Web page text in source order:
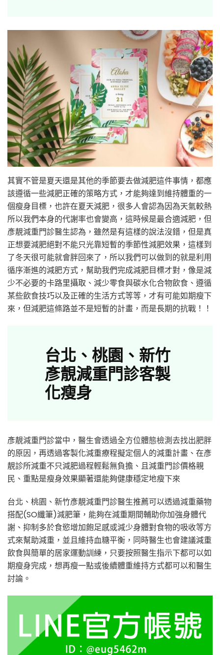
其實不管是夏天還是其他的季節要去做減肥這件事情，都應
該遵循一些減肥正確的策略方式，才能夠達到維持體重的一
個瘦身目標，也許在夏天減肥，很多人會認為因為天氣較熱
所以我們本身的代謝率也會變高，這時候是最合適減肥，但
彥靚減重門診醫生認為，雖然是有這樣的說法沒錯，但是真
正想要減肥絕對不能只光靠短暫的季節性減肥效果，這樣到
了冬天很可能就會胖回來了，所以我們可以做到的就是利用
循序漸進的減肥方式，幫助我們完成減肥目標才對，像是減
少不必要的卡路里攝取、減少零食與碳水化合物飲食、遵循
某些飲食技巧以及正確的生活方式等等，才有可能如期瘦下
來，但減肥這條路並不是短暫的計畫，而是長期的抗戰！！
台北、桃園、新竹
彥靚減重門診客製
化瘦身
彥靚減重門診當中，醫生會透過全方位體態檢測去找出肥胖
的原因，再透過客製化減重療程擬定個人的減重計畫、在彥
靚診所減重不只減肥過程輕鬆無負擔、且減重門診價格親
民、重點是瘦身效果顯著還能夠健康穩定地瘦下來
台北、桃園、新竹彥靚減重門診醫生推薦可以透過減重藥物
搭配(SO纖筆)減肥筆，能夠在減重期間輔助你加強身體代
謝、抑制多於食慾增加飽足感或減少身體對食物的吸收等方
式來幫助減重，並且維持血糖平衡，同時醫生也會建議減重
飲食與簡單的居家運動訓練，只要按照醫生指示下都可以如
期瘦身完成，想再瘦一點或後續體重維持方式都可以和醫生
討論。